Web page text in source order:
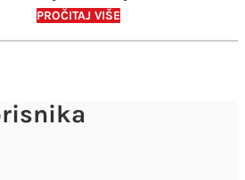
PROČITAJ VIŠE